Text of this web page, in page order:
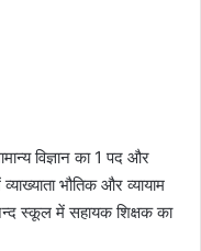
विज्ञान का 1 पद और
भौतिक और व्यायाम
स्कूल में सहायक शिक्षक का